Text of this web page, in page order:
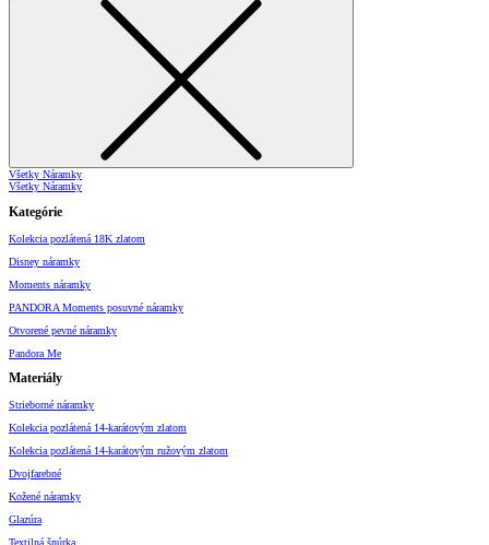
Všetky Náramky
Všetky Náramky
Kategórie
Kolekcia pozlátená 18K zlatom
Disney náramky
Moments náramky
PANDORA Moments posuvné náramky
Otvorené pevné náramky
Pandora Me
Materiály
Strieborné náramky
Kolekcia pozlátená 14-karátovým zlatom
Kolekcia pozlátená 14-karátovým ružovým zlatom
Dvojfarebné
Kožené náramky
Glazúra
Textilná šnúrka